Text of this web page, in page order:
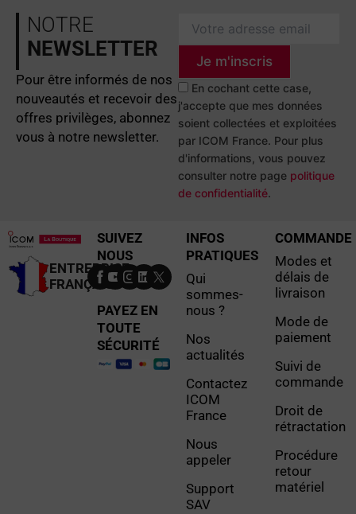
NOTRE
NEWSLETTER
Pour être informés de nos
nouveautés et recevoir des
offres privilèges, abonnez
vous à notre newsletter.
Je m'inscris
En cochant cette case,
j'accepte que mes données
soient collectées et exploitées
par ICOM France. Pour plus
d'informations, vous pouvez
consulter notre page politique
de confidentialité.
ENTREPRISE
FRANÇAISE
INFOS
PRATIQUES
Qui
sommes-
nous ?
Nos
actualités
Contactez
ICOM
France
Nous
appeler
Support
SAV
COMMANDE
Modes et
délais de
livraison
Mode de
paiement
Suivi de
commande
Droit de
rétractation
Procédure
retour
matériel
SUIVEZ
NOUS
PAYEZ EN
TOUTE
SÉCURITÉ